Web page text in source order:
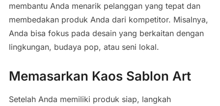
membantu Anda menarik pelanggan yang tepat dan
membedakan produk Anda dari kompetitor. Misalnya,
Anda bisa fokus pada desain yang berkaitan dengan
lingkungan, budaya pop, atau seni lokal.
Memasarkan Kaos Sablon Art
Setelah Anda memiliki produk siap, langkah